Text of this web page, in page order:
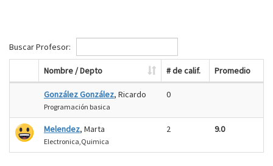
Buscar Profesor:
Nombre / Depto # de calif. Promedio
González González, Ricardo
Programación basica
0
Melendez, Marta
Electronica,Quimica
2 9.0